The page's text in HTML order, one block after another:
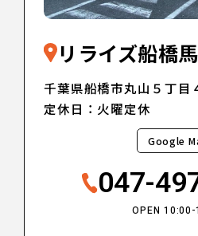
リライズ船橋
千葉県船橋市丸山５丁目
定休日：火曜定休
Google
047-
OPEN